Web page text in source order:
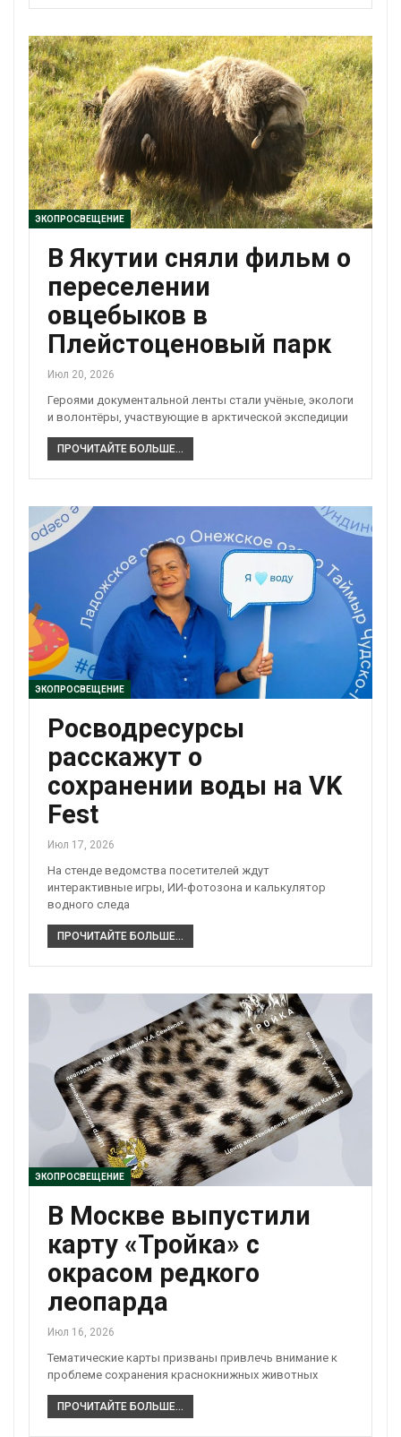
ЭКОПРОСВЕЩЕНИЕ
В Якутии сняли фильм о
переселении
овцебыков в
Плейстоценовый парк
Июл 20, 2026
Героями документальной ленты стали учёные, экологи
и волонтёры, участвующие в арктической экспедиции
ПРОЧИТАЙТЕ БОЛЬШЕ...
ЭКОПРОСВЕЩЕНИЕ
Росводресурсы
расскажут о
сохранении воды на VK
Fest
Июл 17, 2026
На стенде ведомства посетителей ждут
интерактивные игры, ИИ-фотозона и калькулятор
водного следа
ПРОЧИТАЙТЕ БОЛЬШЕ...
ЭКОПРОСВЕЩЕНИЕ
В Москве выпустили
карту «Тройка» с
окрасом редкого
леопарда
Июл 16, 2026
Тематические карты призваны привлечь внимание к
проблеме сохранения краснокнижных животных
ПРОЧИТАЙТЕ БОЛЬШЕ...